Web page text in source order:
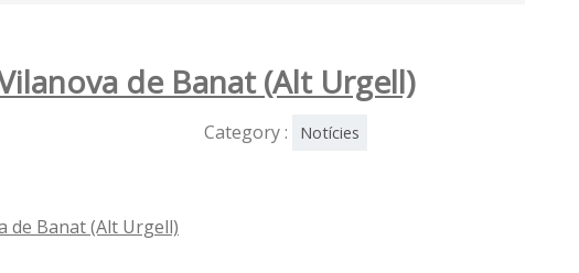
de Banat (Alt Urgell)
Category : Notícies
de Banat (Alt Urgell)